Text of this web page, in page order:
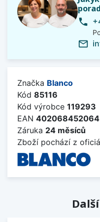
phone
mail_outline
Značka Blanco
Kód 85116
Kód výrobce 119293
EAN
Záruka 24 měsíců
Zboží pochází z